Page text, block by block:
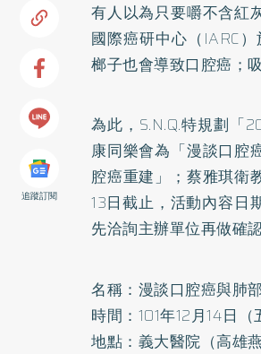
追蹤訂閱
有人以為只要嚼不含紅
國際癌研中心（IARC
榔子也會導致口腔癌；
為此，S.N.Q.特規劃「
康同樂會為「漫談口腔
腔癌重建」；蔡雅琪衛
13日截止，活動內容日
先洽詢主辦單位再做確
名稱：漫談口腔癌與肺
時間：101年12月14日
地點：義大醫院（高雄